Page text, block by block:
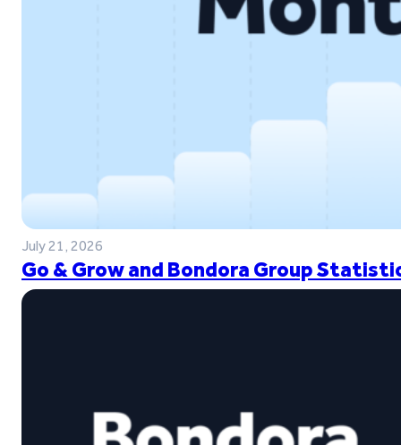
July 21, 2026
Go & Grow and Bondora Group